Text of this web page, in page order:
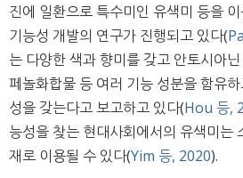
진에 일환으로 특수미인 유색미 등을
기능성 개발의 연구가 진행되고 있다(
는 다양한 색과 향미를 갖고 안토시아
페놀화합물 등 여러 기능 성분을 함유
성을 갖는다고 보고하고 있다(Hou 등,
능성을 찾는 현대사회에서의 유색미는
재로 이용될 수 있다(Yim 등, 2020).